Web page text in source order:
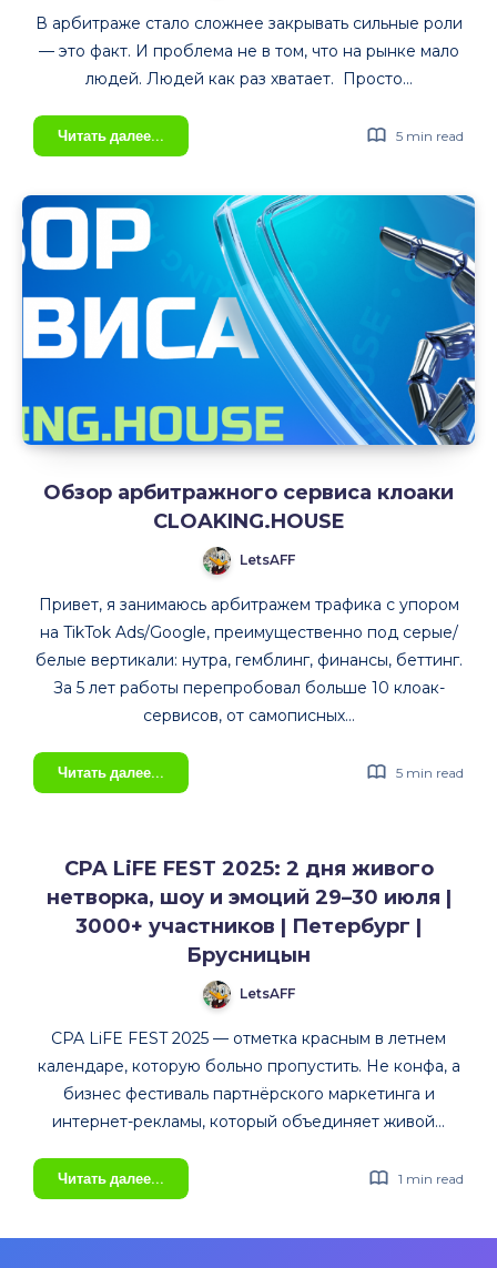
В арбитраже стало сложнее закрывать сильные роли
— это факт. И проблема не в том, что на рынке мало
людей. Людей как раз хватает. Просто…
Читать далее...
искать
специалистов
арбитраже:
рынок
чаще
на
MAC
5 min read
Обзор арбитражного сервиса клоаки
CLOAKING.HOUSE
LetsAFF
Привет, я занимаюсь арбитражем трафика с упором
на TikTok Ads/Google, преимущественно под серые/
белые вертикали: нутра, гемблинг, финансы, беттинг.
За 5 лет работы перепробовал больше 10 клоак-
сервисов, от самописных…
Читать далее...
арбитражного
CLOAKING.HOUSE
5 min read
CPA LiFE FEST 2025: 2 дня живого
нетворка, шоу и эмоций 29–30 июля |
3000+ участников | Петербург |
Брусницын
LetsAFF
CPA LiFE FEST 2025 — отметка красным в летнем
календаре, которую больно пропустить. Не конфа, а
бизнес фестиваль партнёрского маркетинга и
интернет-рекламы, который объединяет живой…
Читать далее...
LiFE
1 min read